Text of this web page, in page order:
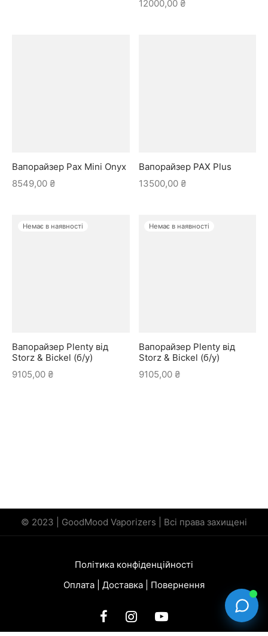
12000,00 ₴
Вапорайзер Pax Mini Onyx
8549,00 ₴
Вапорайзер PAX Plus
13500,00 ₴
Немає в наявності
Вапорайзер Plenty від
Storz & Bickel (б/у)
9105,00 ₴
Немає в наявності
Вапорайзер Plenty від
Storz & Bickel (б/у)
9105,00 ₴
© 2023 | GoodMood Vaporizers | Всі права захищені
Політика конфіденційності
Оплата | Доставка | Повернення